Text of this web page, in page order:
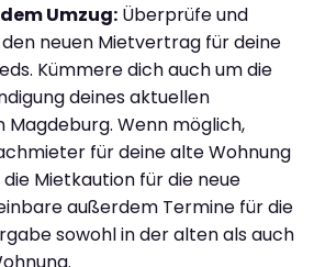
Umzug: Überprüfe und
neuen Mietvertrag für deine
Kümmere dich auch um die
deines aktuellen
Magdeburg. Wenn möglich,
für deine alte Wohnung
Mietkaution für die neue
außerdem Termine für die
sowohl in der alten als auch